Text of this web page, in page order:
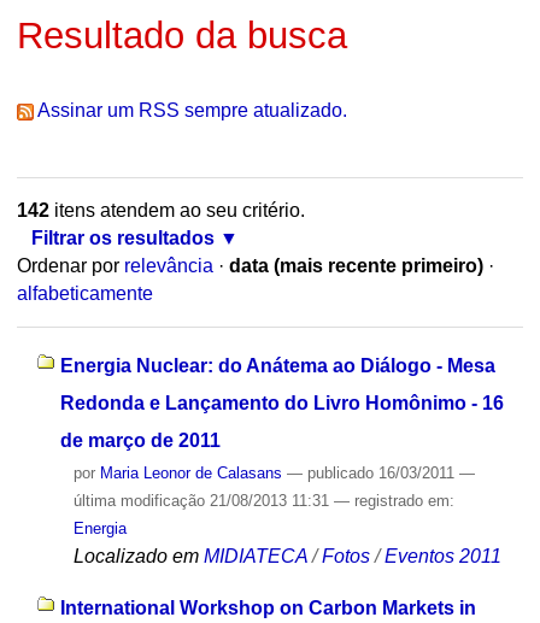
Resultado da busca
Assinar um RSS sempre atualizado.
142itens atendem ao seu critério.
Filtrar os resultados
Ordenar por relevância · data (mais recente primeiro) ·
alfabeticamente
Energia Nuclear: do Anátema ao Diálogo - Mesa
Redonda e Lançamento do Livro Homônimo - 16
de março de 2011
por Maria Leonor de Calasans — publicado16/03/2011 —
última modificação21/08/2013 11:31 — registrado em:
Energia
Localizado em MIDIATECA /Fotos /Eventos 2011
International Workshop on Carbon Markets in